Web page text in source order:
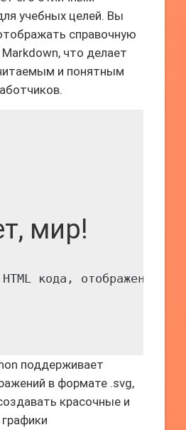
учебных целей. Вы
справочную
что делает
и понятным
мир!
кода,
поддерживает
в формате .svg,
красочные и